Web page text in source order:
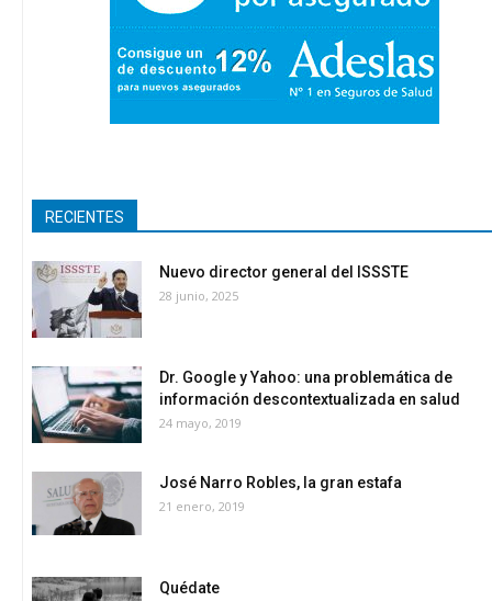
RECIENTES
Nuevo director general del ISSSTE
28 junio, 2025
Dr. Google y Yahoo: una problemática de
información descontextualizada en salud
24 mayo, 2019
José Narro Robles, la gran estafa
21 enero, 2019
Quédate